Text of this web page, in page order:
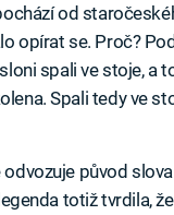
od
opírat se. Proč?
spali ve stoje, a
Spali tedy ve
odvozuje původ
totiž tvrdila,